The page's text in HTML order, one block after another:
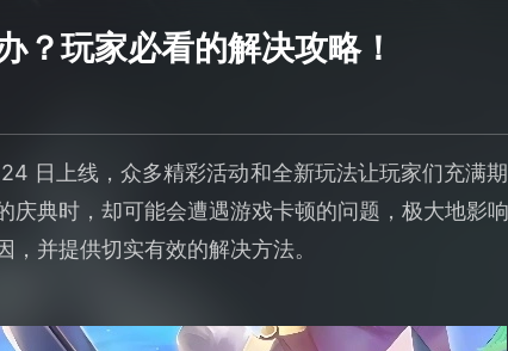
？玩家必看的解决攻略！
日上线，众多精彩活动和全新玩法让玩家们充满
庆典时，却可能会遭遇游戏卡顿的问题，极大地影
并提供切实有效的解决方法。